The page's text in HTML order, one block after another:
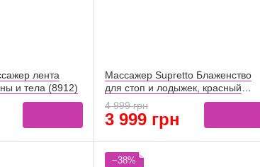
лента
и тела (8912)
Массажер Supretto Блаженство
для стоп и лодыжек, красный
(4588)
4 999 грн
3 999 грн
−38%